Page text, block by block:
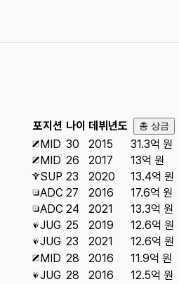
포지션 나이 데뷔년도 총 상금
MID 30 2015 31.3억 원
MID 26 2017 13억 원
SUP 23 2020 13.4억 원
ADC 27 2016 17.6억 원
ADC 24 2021 13.3억 원
JUG 25 2019 12.6억 원
JUG 23 2021 12.6억 원
MID 28 2016 11.9억 원
JUG 28 2016 12.5억 원